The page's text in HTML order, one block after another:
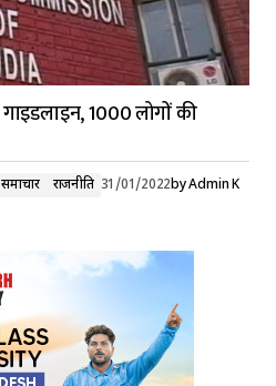
1000 लोगों की
राजनीति 31/01/2022byAdmin K